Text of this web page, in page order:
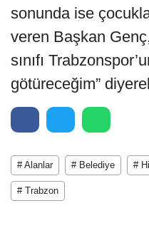
sonunda ise
veren Başkan
sınıfı
götüreceğim”
# Alanlar # Belediye #
# Trabzon